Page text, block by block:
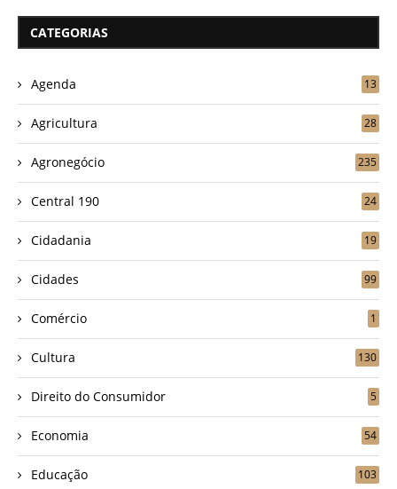
CATEGORIAS
Agenda 13
Agricultura 28
Agronegócio 235
Central 190 24
Cidadania 19
Cidades 99
Comércio 1
Cultura 130
Direito do Consumidor 5
Economia 54
Educação 103